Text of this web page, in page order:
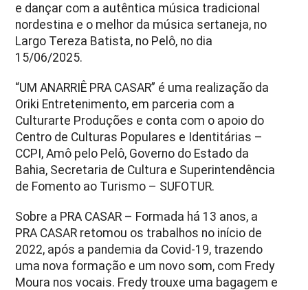
e dançar com a autêntica música tradicional
nordestina e o melhor da música sertaneja, no
Largo Tereza Batista, no Pelô, no dia
15/06/2025.
“UM ANARRIÊ PRA CASAR” é uma realização da
Oriki Entretenimento, em parceria com a
Culturarte Produções e conta com o apoio do
Centro de Culturas Populares e Identitárias –
CCPI, Amô pelo Pelô, Governo do Estado da
Bahia, Secretaria de Cultura e Superintendência
de Fomento ao Turismo – SUFOTUR.
Sobre a PRA CASAR – Formada há 13 anos, a
PRA CASAR retomou os trabalhos no início de
2022, após a pandemia da Covid-19, trazendo
uma nova formação e um novo som, com Fredy
Moura nos vocais. Fredy trouxe uma bagagem e